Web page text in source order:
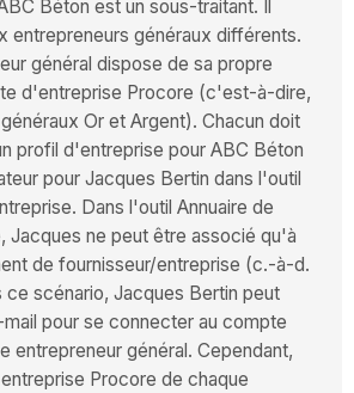
Béton est un sous-traitant. Il
entrepreneurs généraux différents.
général dispose de sa propre
d'entreprise Procore (c'est-à-dire,
Or et Argent). Chacun doit
profil d'entreprise pour ABC Béton
pour Jacques Bertin dans l'outil
Dans l'outil Annuaire de
Jacques ne peut être associé qu'à
de fournisseur/entreprise (c.-à-d.
ce scénario, Jacques Bertin peut
pour se connecter au compte
entrepreneur général. Cependant,
Procore de chaque